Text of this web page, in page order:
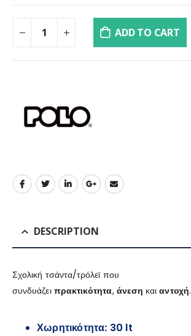
ADD TO CART
DESCRIPTION
Σχολική τσάντα/τρόλεϊ που
συνδυάζει πρακτικότητα, άνεση καιαντοχή.
Χωρητικότητα: 30 lt